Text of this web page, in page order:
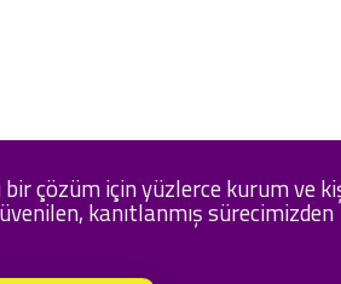
bir çözüm için yüzlerce kurum ve
kanıtlanmış sürecimizden